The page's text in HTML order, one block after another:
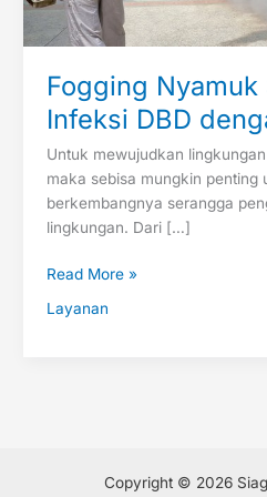
Fogging Nyamuk
Infeksi DBD
Untuk mewujudkan
maka sebisa mungkin penting
berkembangnya serangga
lingkungan. Dari […]
Read More »
Layanan
Copyright © 2026